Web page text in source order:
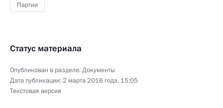
Партии
Статус материала
Опубликован в разделе:Документы
Дата публикации:2 марта 2016 года, 15:05
Текстовая версия